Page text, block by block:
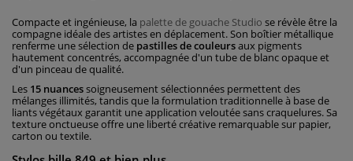
Compacte et ingénieuse, la palette de gouache Studio se révèle être la
compagne idéale des artistes en déplacement. Son boîtier métallique
renferme une sélection de pastilles de couleursaux pigments
hautement concentrés, accompagnée d'un tube de blanc opaque et
d'un pinceau de qualité.
Les 15 nuancessoigneusement sélectionnées permettent des
mélanges illimités, tandis que la formulation traditionnelle à base de
liants végétaux garantit une application veloutée sans craquelures. Sa
texture onctueuse offre une liberté créative remarquable sur papier,
carton ou textile.